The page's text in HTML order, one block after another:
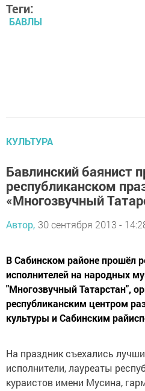
Теги:
БАВЛЫ
КУЛЬТУРА
Бавлинский баянист
республиканском
«Многозвучный
Автор, 30 сентября 2013 -
В Сабинском районе прошёл
исполнителей на народных
"Многозвучный Татарстан",
республиканским центром
культуры и Сабинским
На праздник съехались
исполнители, лауреаты
кураистов имени Мусина,